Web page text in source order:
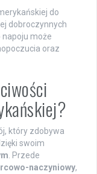
do
dobroczynnych
napoju może
oraz
który zdobywa
swoim
. Przede
naczyniowy,